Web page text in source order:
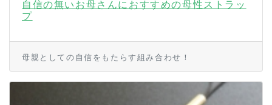
自信の無いお母さんにおすすめの母性ストラッ
プ
母親としての自信をもたらす組み合わせ！